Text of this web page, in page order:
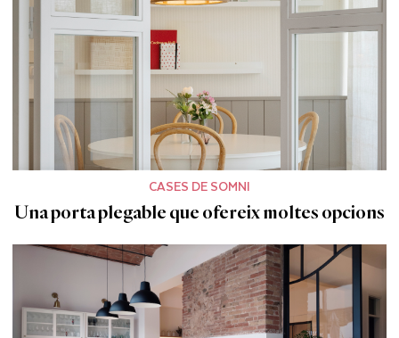
CASES DE SOMNI
Una porta plegable que ofereix moltes opcions